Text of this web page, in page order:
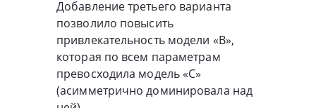
Добавление третьего варианта
позволило повысить
привлекательность модели «B»,
которая по всем параметрам
превосходила модель «C»
(асимметрично доминировала над